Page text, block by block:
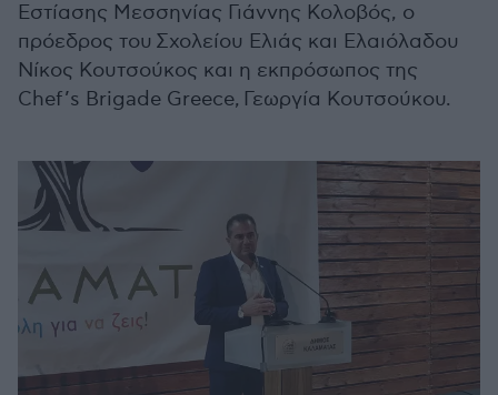
Εστίασης Μεσσηνίας Γιάννης Κολοβός, ο
πρόεδρος του Σχολείου Ελιάς και Ελαιόλαδου
Νίκος Κουτσούκος και η εκπρόσωπος της
Chef’s Brigade Greece, Γεωργία Κουτσούκου.